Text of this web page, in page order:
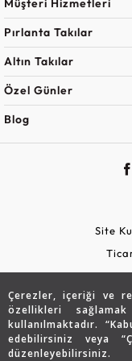
Çerezler, içeriği ve
özellikleri
kullanılmaktadır.
edebilirsiniz veya
düzenleyebilirsiniz.
Pırlanta Takılar
Altın Takılar
Özel Günler
Blog
Site